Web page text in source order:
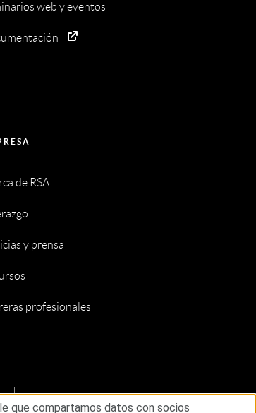
web y eventos
de RSA
y prensa
profesionales
que compartamos datos con socios